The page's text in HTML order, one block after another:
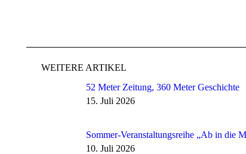
WEITERE ARTIKEL
52 Meter Zeitung, 360 Meter Geschichte
15. Juli 2026
Sommer-Veranstaltungsreihe „Ab in die
10. Juli 2026